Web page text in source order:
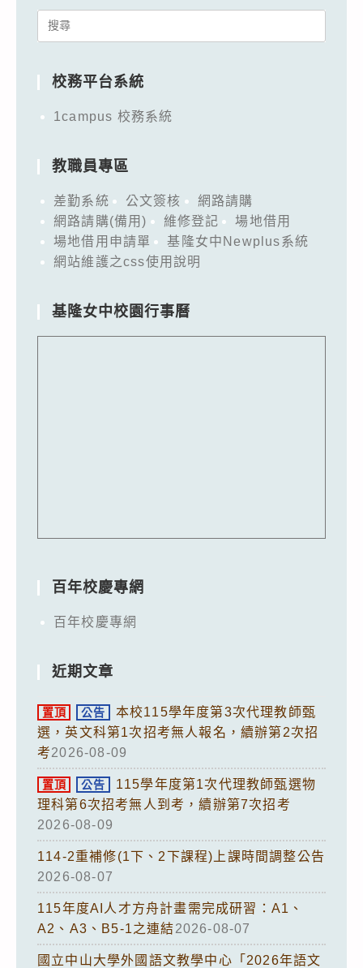
Search
校務平台系統
1campus 校務系統
教職員專區
差勤系統 公文簽核
網路請購
網路請購(備用)
維修登記
場地借用
場地借用申請單
基隆女中Newplus系統
網站維護之css使用說明
基隆女中校園行事曆
百年校慶專網
百年校慶專網
近期文章
置頂 公告
本校115學年度第3次代理教師甄
選，英文科第1次招考無人報名，續辦第2次招
考2026-08-09
置頂 公告
115學年度第1次代理教師甄選物
理科第6次招考無人到考，續辦第7次招考
2026-08-09
114-2重補修(1下、2下課程)上課時間調整公告
2026-08-07
115年度AI人才方舟計畫需完成研習：A1、
A2、A3、B5-1之連結2026-08-07
國立中山大學外國語文教學中心「2026年語文